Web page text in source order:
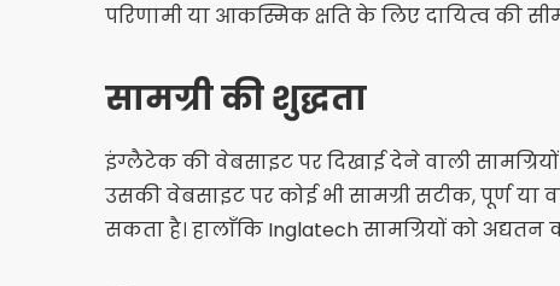
परिणामी या आकस्मिक क्षति के लिए दायित्व की
सामग्री की शुद्धता
इंग्लैटेक की वेबसाइट पर दिखाई देने वाली
उसकी वेबसाइट पर कोई भी सामग्री सटीक, पूर्ण
सकता है। हालाँकि Inglatech सामग्रियों को अद्यतन